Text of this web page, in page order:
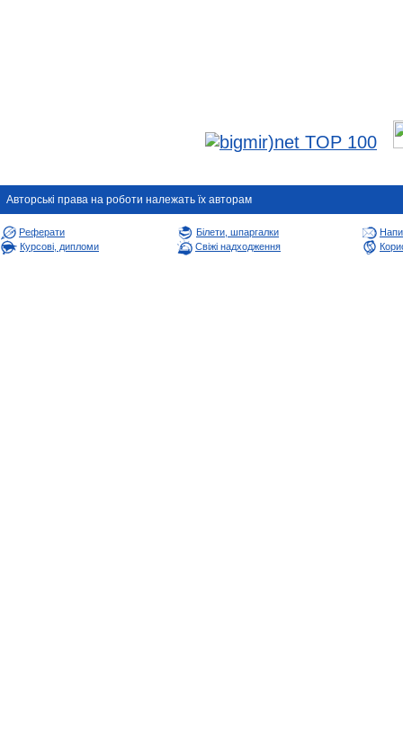
Авторськi права на роботи належать їх авторам
Реферати Білети, шпаргалки
Курсові, дипломи
Свіжі надходження